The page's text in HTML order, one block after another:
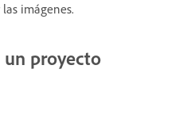
imágenes.
un proyecto